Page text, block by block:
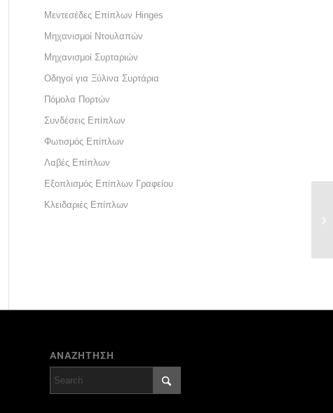
Μεντεσέδες Επίπλων Hinges
Μηχανισμοί Ντουλαπών
Μηχανισμοί Συρταριών
Οδηγοί για Ξύλινα Συρτάρια
Πόμολα Πορτών
Συνδέσεις Επίπλων
Φωτισμός Επίπλων
Λαβές Επίπλων
Εξοπλισμός Επίπλων Γραφείου
Κλειδαριές Επίπλων
ΑΝΑΖΗΤΗΣΗ